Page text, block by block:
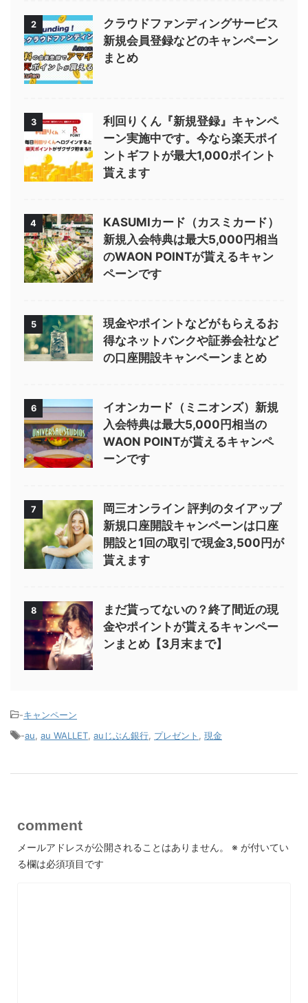
2
クラウドファンディングサービス
新規会員登録などのキャンペーン
まとめ
3
利回りくん『新規登録』キャンペ
ーン実施中です。今なら楽天ポイ
ントギフトが最大1,000ポイント
貰えます
4
KASUMIカード（カスミカード）
新規入会特典は最大5,000円相当
のWAON POINTが貰えるキャン
ペーンです
5
現金やポイントなどがもらえるお
得なネットバンクや証券会社など
の口座開設キャンペーンまとめ
6
イオンカード（ミニオンズ）新規
入会特典は最大5,000円相当の
WAON POINTが貰えるキャンペ
ーンです
7
岡三オンライン 評判のタイアップ
新規口座開設キャンペーンは口座
開設と1回の取引で現金3,500円が
貰えます
8
まだ貰ってないの？終了間近の現
金やポイントが貰えるキャンペー
ンまとめ【3月末まで】
-キャンペーン
-au, au WALLET, auじぶん銀行, プレゼント , 現金
comment
メールアドレスが公開されることはありません。 ※ が付いてい
る欄は必須項目です